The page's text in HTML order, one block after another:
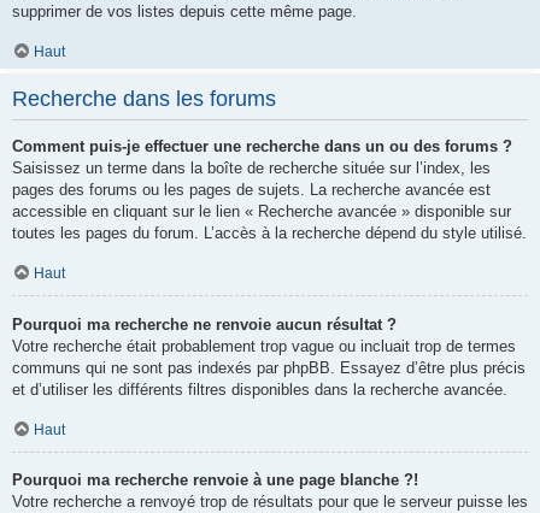
supprimer de vos listes depuis cette même page.
Haut
Recherche dans les forums
Comment puis-je effectuer une recherche dans un ou des forums ?
Saisissez un terme dans la boîte de recherche située sur l’index, les
pages des forums ou les pages de sujets. La recherche avancée est
accessible en cliquant sur le lien « Recherche avancée » disponible sur
toutes les pages du forum. L’accès à la recherche dépend du style utilisé.
Haut
Pourquoi ma recherche ne renvoie aucun résultat ?
Votre recherche était probablement trop vague ou incluait trop de termes
communs qui ne sont pas indexés par phpBB. Essayez d’être plus précis
et d’utiliser les différents filtres disponibles dans la recherche avancée.
Haut
Pourquoi ma recherche renvoie à une page blanche ?!
Votre recherche a renvoyé trop de résultats pour que le serveur puisse les